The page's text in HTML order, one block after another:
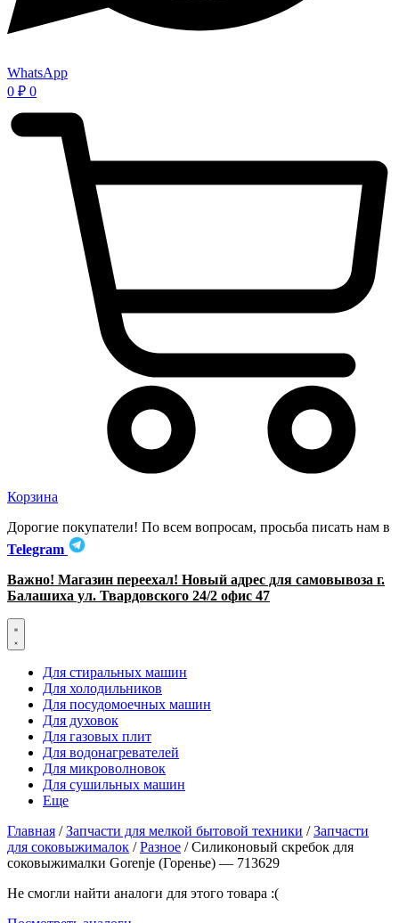
WhatsApp
0 ₽ 0
Корзина
Дорогие покупатели! По всем вопросам, просьба писать нам в
Telegram
Важно! Магазин переехал! Новый адрес для самовывоза г.
Балашиха ул. Твардовского 24/2 офис 47
Для стиральных машин
Для холодильников
Для посудомоечных машин
Для духовок
Для газовых плит
Для водонагревателей
Для микроволновок
Для сушильных машин
Еще
Главная /Запчасти для мелкой бытовой техники /Запчасти
для соковыжималок /Разное / Силиконовый скребок для
соковыжималки Gorenje (Горенье) — 713629
Не смогли найти аналоги для этого товара :(